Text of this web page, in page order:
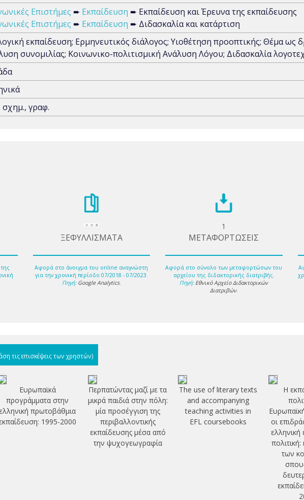
Επιστήμες ➨ Εκπαίδευση ➨ Εκπαίδευση και Έρευνα της εκπαίδευσης
Επιστήμες ➨ Εκπαίδευση ➨ Διδασκαλία και κατάρτιση
εκπαίδευση; Ερμηνευτικός διάλογος; Υιοθέτηση προοπτικής; Θέμα ως
συνομιλίας; Κοινωνικο-πολιτισμική Ανάλυση Λόγου; Διδασκαλία
σχημ., γραφ.
ΞΕΦΥΛΛΙΣΜΑΤΑ
Αφορά στο άνοιγμα του online αναγνώστη
για την χρονική περίοδο 07/2018 - 07/2023.
Πηγή: Google Analytics.
1
ΜΕΤΑΦΟΡΤΩΣΕΙΣ
Αφορά στο σύνολο των μεταφορτώσων του
αρχείου της διδακτορικής διατριβής.
Πηγή: Εθνικό Αρχείο Διδακτορικών
Διατριβών.
τις επισκέψεις των χρηστών)
Ευρωπαϊκά
προγράμματα στην
πρωτοβάθμια
1995-2000
Περπατώντας μαζί με τα
μικρά παιδιά στην πόλη:
μία προσέγγιση της
περιβαλλοντικής
εκπαίδευσης μέσα από
την ψυχογεωγραφία
The use of literary texts
and accompanying
teaching activities in
EFL coursebooks
Η
οι
ελληνική
των